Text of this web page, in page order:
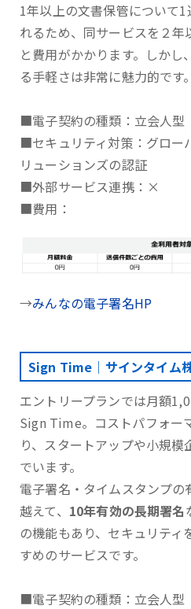
1年以上の文書保管について
れるため、同サービスを２年
と費用がかかります。しか
る手軽さは非常に魅力的です。
■電子契約の種類：立会人型
■セキュリティ対策：グロー
リューションズの認証
■外部サービス連携：×
■費用：
→みんなの電子署名HP
Sign Time｜サインタイム
エントリープランでは月額
Sign Time。コストパフォー
り、スタートアップや小規
でいます。
電子署名・タイムスタンプ
越えて、 10年有効の長期署名
の機能もあり、セキュリティ
すめのサービスです。
■電子契約の種類：立会人型